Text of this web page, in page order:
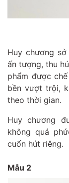
Huy chương
ấn tượng, thu
phẩm được
bền vượt trội,
theo thời gian.
Huy chương
không quá
cuốn hút riêng.
Mẫu 2